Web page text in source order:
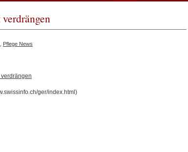
Pflege News
verdrängen
ger/index.html)